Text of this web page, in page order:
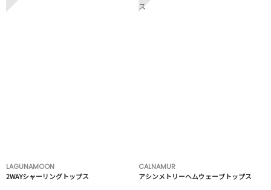
LAGUNAMOON
2WAYシャーリングトップス
CALNAMUR
アシンメトリーヘムウェーブトップス